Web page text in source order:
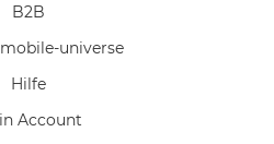
B2B
universe
Hilfe
Account